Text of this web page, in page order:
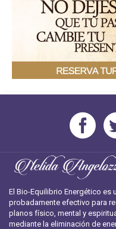
El Bio-Equilibrio Energético es
probadamente efectivo para
planos físico, mental y
mediante la eliminación de